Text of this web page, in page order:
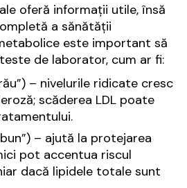
oferă informații utile, însă
a sănătății
este important să
de laborator, cum ar fi:
– nivelurile ridicate cresc
scăderea LDL poate
– ajută la protejarea
pot accentua riscul
dacă lipidele totale sunt